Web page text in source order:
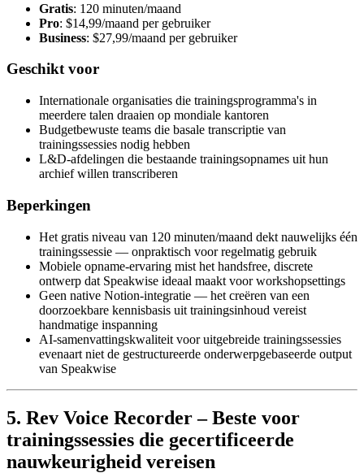
Gratis: 120 minuten/maand
Pro: $14,99/maand per gebruiker
Business: $27,99/maand per gebruiker
Geschikt voor
Internationale organisaties die trainingsprogramma's in
meerdere talen draaien op mondiale kantoren
Budgetbewuste teams die basale transcriptie van
trainingssessies nodig hebben
L&D-afdelingen die bestaande trainingsopnames uit hun
archief willen transcriberen
Beperkingen
Het gratis niveau van 120 minuten/maand dekt nauwelijks één
trainingssessie — onpraktisch voor regelmatig gebruik
Mobiele opname-ervaring mist het handsfree, discrete
ontwerp dat Speakwise ideaal maakt voor workshopsettings
Geen native Notion-integratie — het creëren van een
doorzoekbare kennisbasis uit trainingsinhoud vereist
handmatige inspanning
AI-samenvattingskwaliteit voor uitgebreide trainingssessies
evenaart niet de gestructureerde onderwerpgebaseerde output
van Speakwise
5. Rev Voice Recorder – Beste voor
trainingssessies die gecertificeerde
nauwkeurigheid vereisen